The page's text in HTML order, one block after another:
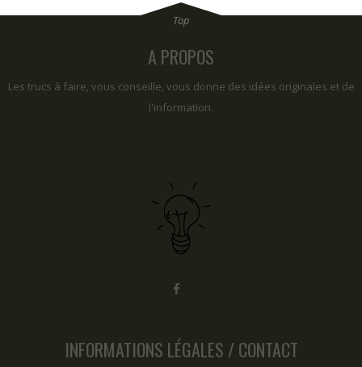
A PROPOS
Les trucs à faire, vous conseille, vous donne des idées originales et de
l'information.
INFORMATIONS LÉGALES / CONTACT